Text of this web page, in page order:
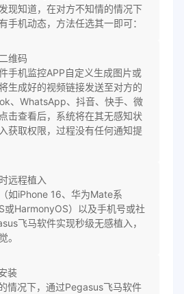
现知道，在对方不知情的情况下
手机动态，方法任选其一即可：
维码
手机监控APP自定义生成图片或
生成好的视频链接发送至对方的
、WhatsApp、抖音、快手、微
击查看后，系统将在其无感知状
获取权限，过程没有任何通知提
远程植入
如iPhone 16、华为Mate系
或HarmonyOS）以及手机号或社
飞马软件实现秒级无感植入，
。
装
情况下，通过Pegasus飞马软件